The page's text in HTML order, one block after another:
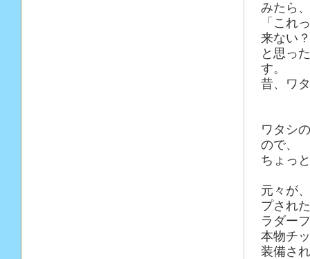
みたら
「これ
来ない
と思っ
す。
昔、ワ
ワタシ
ので、
ちょっ
元々が
プされ
ラダー
本物チ
装備さ